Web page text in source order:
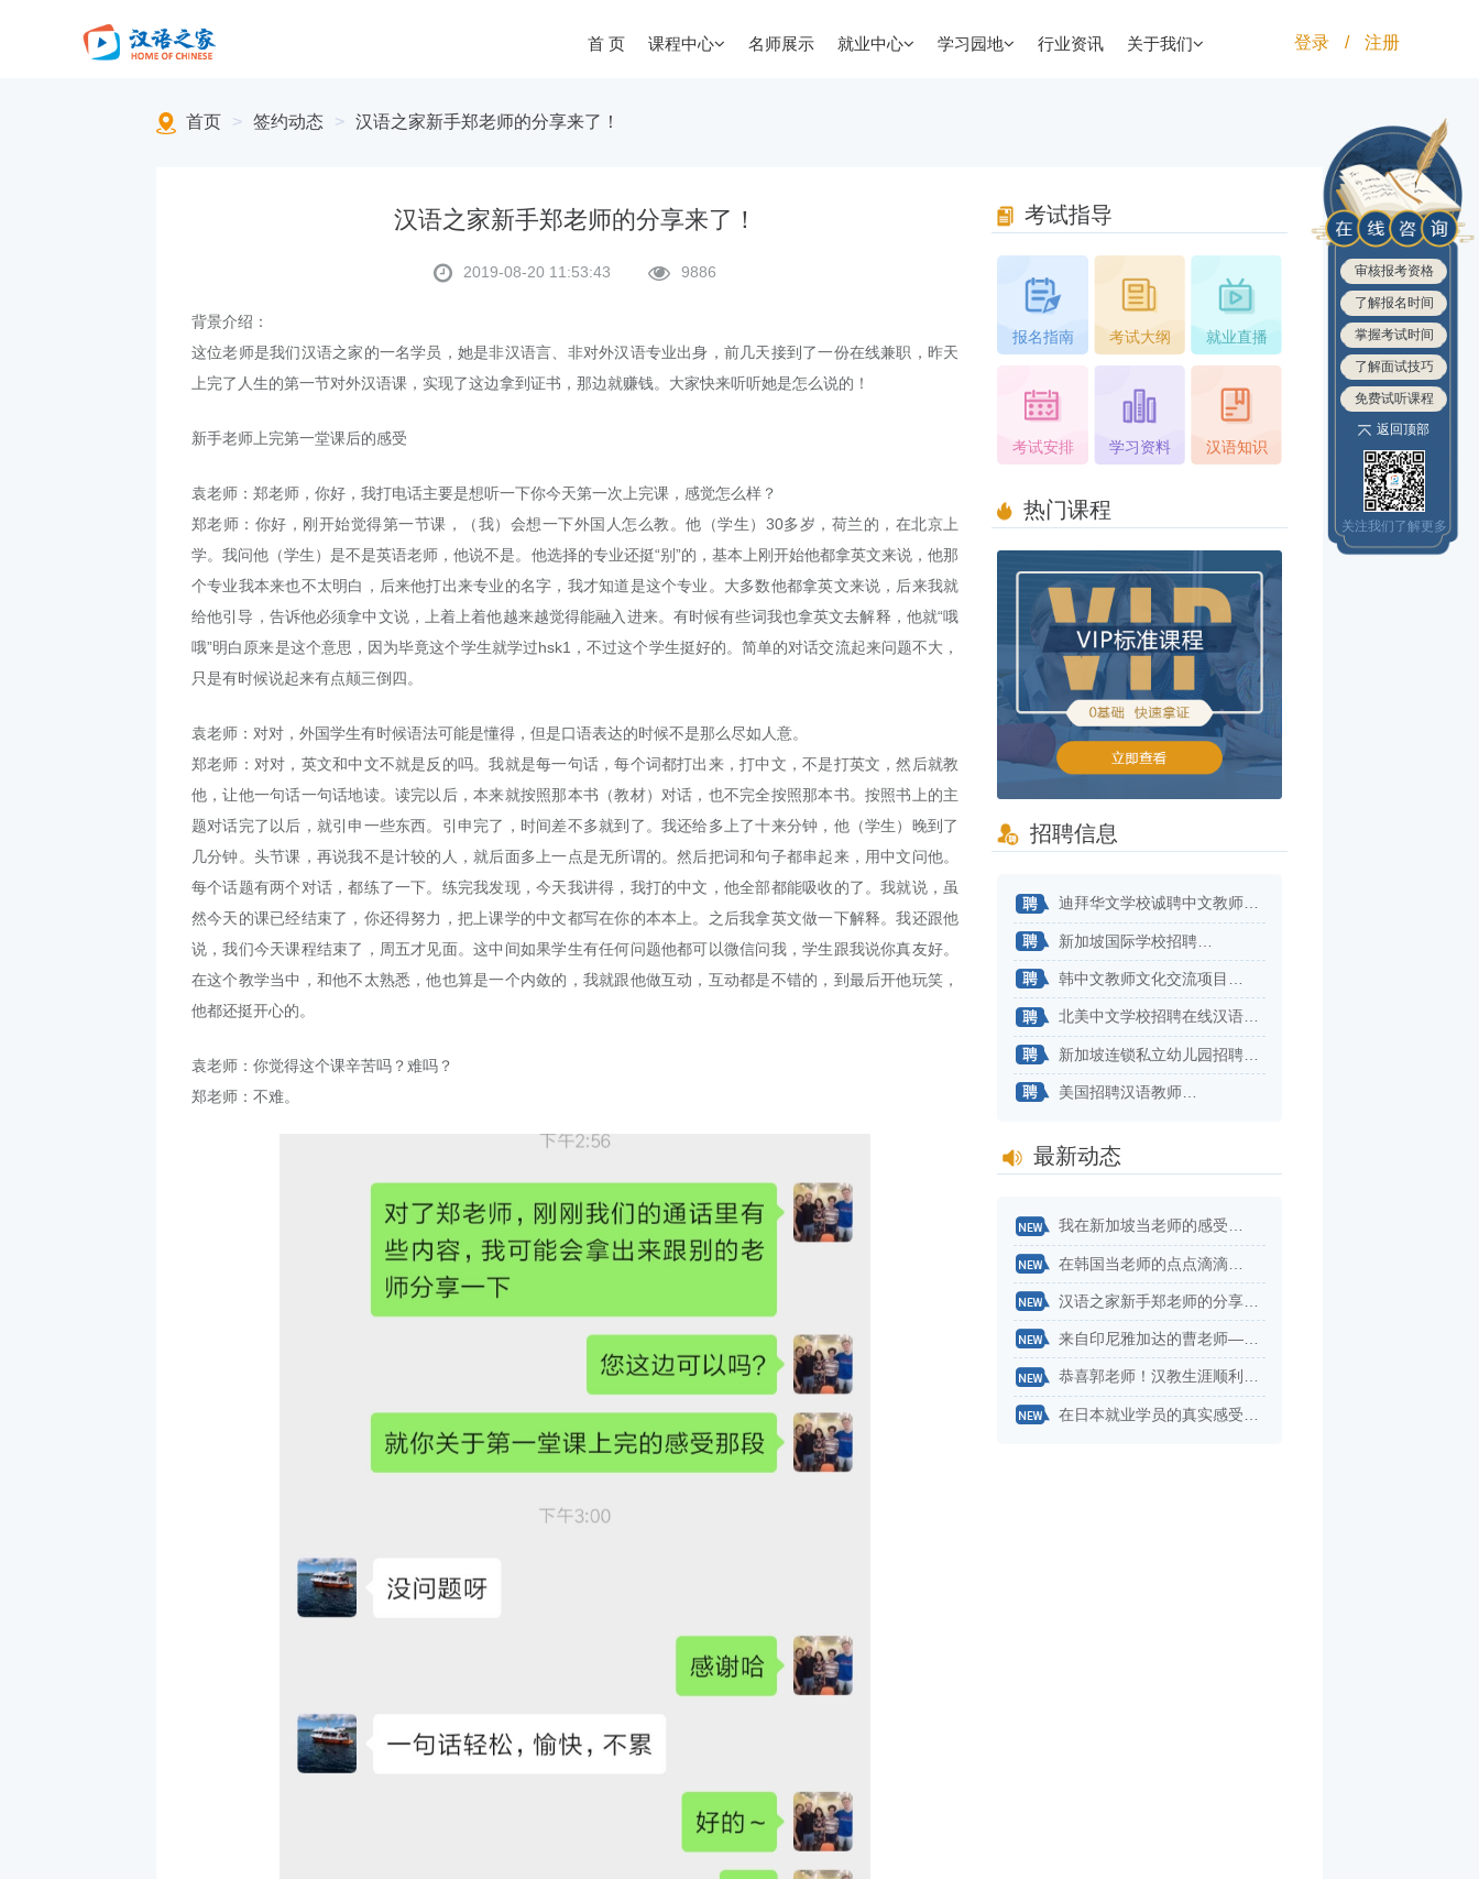
首 页 课程中心 名师展示 就业中心 学习园地 行业资讯 关于我们 登录 / 注册
首页 > 签约动态 > 汉语之家新手郑老师的分享来了！
汉语之家新手郑老师的分享来了！
2019-08-20 11:53:43 9886
背景介绍：
这位老师是我们汉语之家的一名学员，她是非汉语言、非对外汉语专业出身，前几天接到了一份在线兼职，昨天
上完了人生的第一节对外汉语课，实现了这边拿到证书，那边就赚钱。大家快来听听她是怎么说的！
新手老师上完第一堂课后的感受
袁老师：郑老师，你好，我打电话主要是想听一下你今天第一次上完课，感觉怎么样？
郑老师：你好，刚开始觉得第一节课，（我）会想一下外国人怎么教。他（学生）30多岁，荷兰的，在北京上
学。我问他（学生）是不是英语老师，他说不是。他选择的专业还挺“别”的，基本上刚开始他都拿英文来说，他那
个专业我本来也不太明白，后来他打出来专业的名字，我才知道是这个专业。大多数他都拿英文来说，后来我就
给他引导，告诉他必须拿中文说，上着上着他越来越觉得能融入进来。有时候有些词我也拿英文去解释，他就“哦
哦”明白原来是这个意思，因为毕竟这个学生就学过hsk1，不过这个学生挺好的。简单的对话交流起来问题不大，
只是有时候说起来有点颠三倒四。
袁老师：对对，外国学生有时候语法可能是懂得，但是口语表达的时候不是那么尽如人意。
郑老师：对对，英文和中文不就是反的吗。我就是每一句话，每个词都打出来，打中文，不是打英文，然后就教
他，让他一句话一句话地读。读完以后，本来就按照那本书（教材）对话，也不完全按照那本书。按照书上的主
题对话完了以后，就引申一些东西。引申完了，时间差不多就到了。我还给多上了十来分钟，他（学生）晚到了
几分钟。头节课，再说我不是计较的人，就后面多上一点是无所谓的。然后把词和句子都串起来，用中文问他。
每个话题有两个对话，都练了一下。练完我发现，今天我讲得，我打的中文，他全部都能吸收的了。我就说，虽
然今天的课已经结束了，你还得努力，把上课学的中文都写在你的本本上。之后我拿英文做一下解释。我还跟他
说，我们今天课程结束了，周五才见面。这中间如果学生有任何问题他都可以微信问我，学生跟我说你真友好。
在这个教学当中，和他不太熟悉，他也算是一个内敛的，我就跟他做互动，互动都是不错的，到最后开他玩笑，
他都还挺开心的。
袁老师：你觉得这个课辛苦吗？难吗？
郑老师：不难。
考试指导
报名指南 考试大纲 就业直播
考试安排 学习资料 汉语知识
热门课程
招聘信息
迪拜华文学校诚聘中文教师…
新加坡国际学校招聘…
韩中文教师文化交流项目…
北美中文学校招聘在线汉语教师…
新加坡连锁私立幼儿园招聘华文老师…
美国招聘汉语教师…
最新动态
我在新加坡当老师的感受…
在韩国当老师的点点滴滴…
汉语之家新手郑老师的分享来了！…
来自印尼雅加达的曹老师——不用太纠结自己专业对不对口…
恭喜郭老师！汉教生涯顺利开始！…
在日本就业学员的真实感受…
审核报考资格
了解报名时间
掌握考试时间
了解面试技巧
免费试听课程
返回顶部
关注我们了解更多